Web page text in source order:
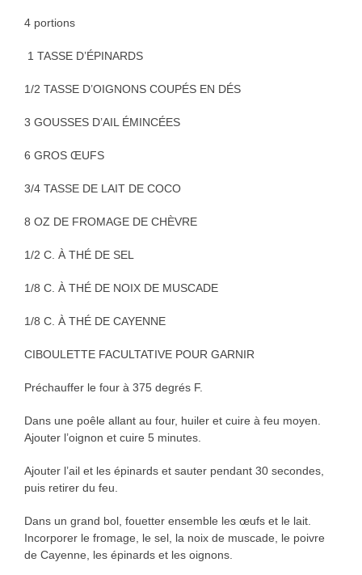
4 portions
1 TASSE D’ÉPINARDS
1/2 TASSE D’OIGNONS COUPÉS EN DÉS
3 GOUSSES D’AIL ÉMINCÉES
6 GROS ŒUFS
3/4 TASSE DE LAIT DE COCO
8 OZ DE FROMAGE DE CHÈVRE
1/2 C. À THÉ DE SEL
1/8 C. À THÉ DE NOIX DE MUSCADE
1/8 C. À THÉ DE CAYENNE
CIBOULETTE FACULTATIVE POUR GARNIR
Préchauffer le four à 375 degrés F.
Dans une poêle allant au four, huiler et cuire à feu moyen.
Ajouter l’oignon et cuire 5 minutes.
Ajouter l’ail et les épinards et sauter pendant 30 secondes,
puis retirer du feu.
Dans un grand bol, fouetter ensemble les œufs et le lait.
Incorporer le fromage, le sel, la noix de muscade, le poivre
de Cayenne, les épinards et les oignons.